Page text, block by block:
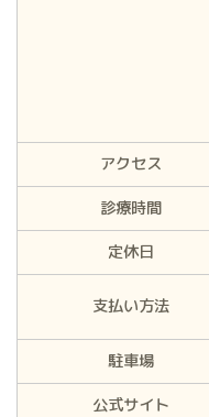
アクセス
診療時間
定休日
支払い方法
駐車場
公式サイト